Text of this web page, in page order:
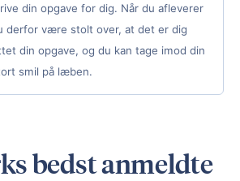
din opgave for dig. Når du afleverer
derfor være stolt over, at det er dig
din opgave, og du kan tage imod din
smil på læben.
bedst anmeldte